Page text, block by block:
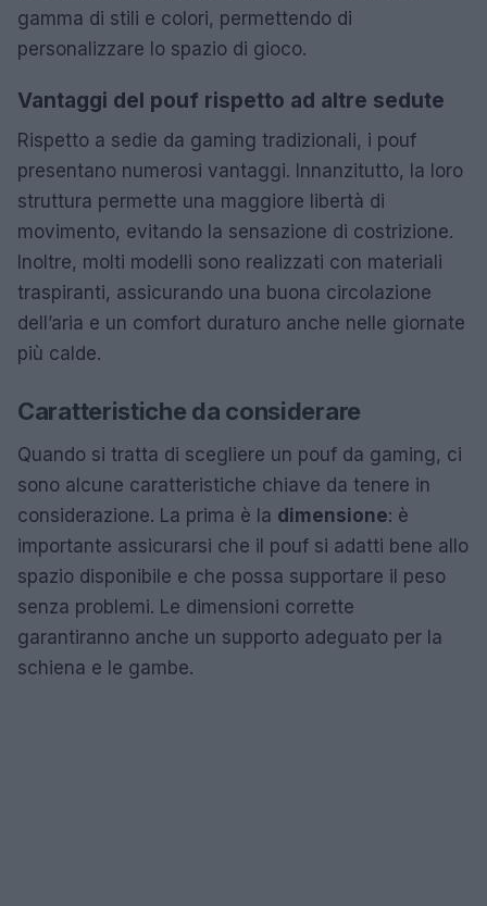
gamma di stili e colori, permettendo di
personalizzare lo spazio di gioco.
Vantaggi del pouf rispetto ad altre sedute
Rispetto a sedie da gaming tradizionali, i pouf
presentano numerosi vantaggi. Innanzitutto, la loro
struttura permette una maggiore libertà di
movimento, evitando la sensazione di costrizione.
Inoltre, molti modelli sono realizzati con materiali
traspiranti, assicurando una buona circolazione
dell’aria e un comfort duraturo anche nelle giornate
più calde.
Caratteristiche da considerare
Quando si tratta di scegliere un pouf da gaming, ci
sono alcune caratteristiche chiave da tenere in
considerazione. La prima è la dimensione: è
importante assicurarsi che il pouf si adatti bene allo
spazio disponibile e che possa supportare il peso
senza problemi. Le dimensioni corrette
garantiranno anche un supporto adeguato per la
schiena e le gambe.